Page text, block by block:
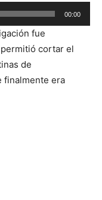
00:00
fue
cortar el
de
finalmente era